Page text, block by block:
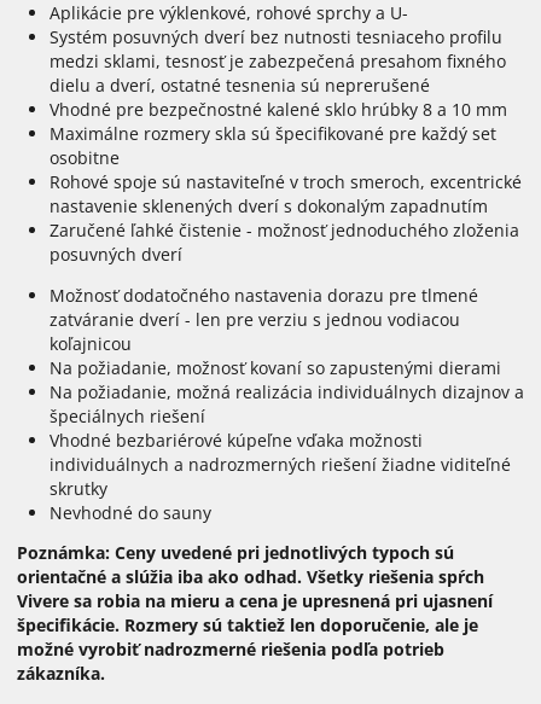
Aplikácie pre výklenkové, rohové sprchy a U-
Systém posuvných dverí bez nutnosti tesniaceho profilu
medzi sklami, tesnosť je zabezpečená presahom fixného
dielu a dverí, ostatné tesnenia sú neprerušené
Vhodné pre bezpečnostné kalené sklo hrúbky 8 a 10 mm
Maximálne rozmery skla sú špecifikované pre každý set
osobitne
Rohové spoje sú nastaviteľné v troch smeroch, excentrické
nastavenie sklenených dverí s dokonalým zapadnutím
Zaručené ľahké čistenie - možnosť jednoduchého zloženia
posuvných dverí
Možnosť dodatočného nastavenia dorazu pre tlmené
zatváranie dverí - len pre verziu s jednou vodiacou
koľajnicou
Na požiadanie, možnosť kovaní so zapustenými dierami
Na požiadanie, možná realizácia individuálnych dizajnov a
špeciálnych riešení
Vhodné bezbariérové kúpeľne vďaka možnosti
individuálnych a nadrozmerných riešení žiadne viditeľné
skrutky
Nevhodné do sauny
Poznámka: Ceny uvedené pri jednotlivých typoch sú
orientačné a slúžia iba ako odhad. Všetky riešenia spŕch
Vivere sa robia na mieru a cena je upresnená pri ujasnení
špecifikácie. Rozmery sú taktiež len doporučenie, ale je
možné vyrobiť nadrozmerné riešenia podľa potrieb
zákazníka.